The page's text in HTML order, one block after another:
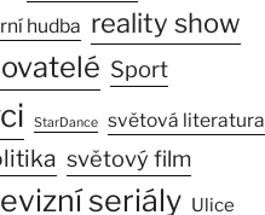
hudba reality show
Sport
StarDance světová literatura
světový film
seriály Ulice